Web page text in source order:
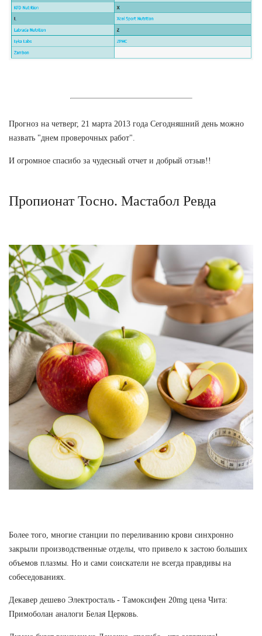
Прогноз на четверг, 21 марта 2013 года Сегодняшний день можно
назвать "днем проверочных работ".
И огромное спасибо за чудесный отчет и добрый отзыв!!
Пропионат Тосно. Мастабол Ревда
Более того, многие станции по переливанию крови синхронно
закрыли производственные отделы, что привело к застою больших
объемов плазмы. Но и сами соискатели не всегда правдивы на
собеседованиях.
Декавер дешево Электросталь - Тамоксифен 20mg цена Чита:
Примоболан аналоги Белая Церковь.